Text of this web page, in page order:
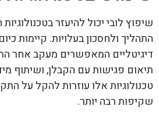
שיפוץ לובי יכול להיעזר
התהליך ולחסכון בעלויות. קיימות
דיגיטליים המאפשרים מעקב אחר
תיאום פגישות עם הקבלן, ושיתוף
טכנולוגיות אלו עוזרות להקל על
שקיפות רבה יותר.